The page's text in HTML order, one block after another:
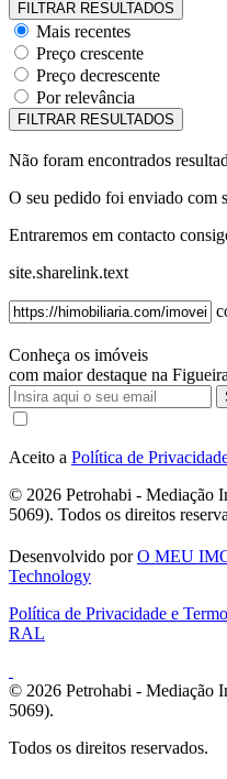
Mais recentes
Preço crescente
Preço decrescente
Por relevância
Não foram encontrados
O seu pedido foi enviado com
Entraremos em contacto
site.sharelink.text
Conheça os imóveis
com maior destaque na
Aceito a Política de
© 2026 Petrohabi - Mediação
5069). Todos os direitos
Desenvolvido porO MEU
Technology
Política de Privacidade e
RAL
© 2026 Petrohabi - Mediação
5069).
Todos os direitos reservados.